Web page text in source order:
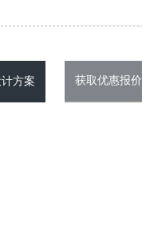
方案 获取优惠报价